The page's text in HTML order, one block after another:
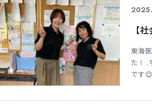
【
東海
た！ .
です